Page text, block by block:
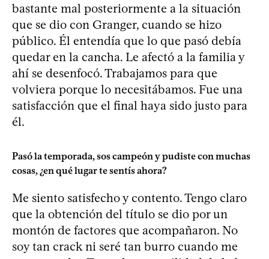
bastante mal posteriormente a la situación
que se dio con Granger, cuando se hizo
público. Él entendía que lo que pasó debía
quedar en la cancha. Le afectó a la familia y
ahí se desenfocó. Trabajamos para que
volviera porque lo necesitábamos. Fue una
satisfacción que el final haya sido justo para
él.
Pasó la temporada, sos campeón y pudiste con muchas
cosas, ¿en qué lugar te sentís ahora?
Me siento satisfecho y contento. Tengo claro
que la obtención del título se dio por un
montón de factores que acompañaron. No
soy tan crack ni seré tan burro cuando me